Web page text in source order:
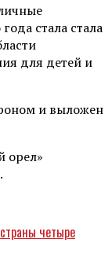
стала стала
для детей и
и выложен
орел»
четыре